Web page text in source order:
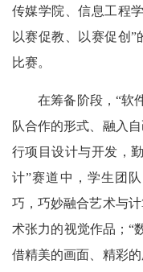
传媒学院、信息工程
以赛促教、以赛促创
比赛。
在筹备阶段，“软
队合作的形式、融入
行项目设计与开发，
计”赛道中，学生团
巧，巧妙融合艺术与
术张力的视觉作品；“
借精美的画面、精彩